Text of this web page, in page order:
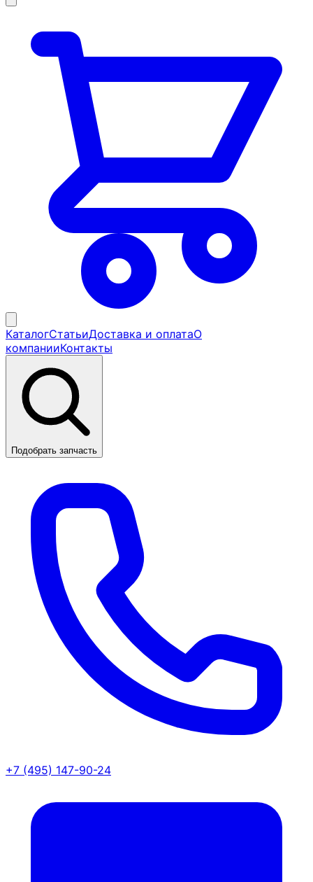
КаталогСтатьиДоставка и оплатаО
компанииКонтакты
Подобрать запчасть
+7 (495) 147-90-24